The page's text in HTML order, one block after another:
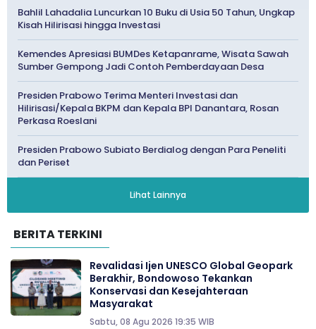
Bahlil Lahadalia Luncurkan 10 Buku di Usia 50 Tahun, Ungkap
Kisah Hilirisasi hingga Investasi
Kemendes Apresiasi BUMDes Ketapanrame, Wisata Sawah
Sumber Gempong Jadi Contoh Pemberdayaan Desa
Presiden Prabowo Terima Menteri Investasi dan
Hilirisasi/Kepala BKPM dan Kepala BPI Danantara, Rosan
Perkasa Roeslani
Presiden Prabowo Subiato Berdialog dengan Para Peneliti
dan Periset
Lihat Lainnya
BERITA TERKINI
Revalidasi Ijen UNESCO Global Geopark
Berakhir, Bondowoso Tekankan
Konservasi dan Kesejahteraan
Masyarakat
Sabtu, 08 Agu 2026 19:35 WIB